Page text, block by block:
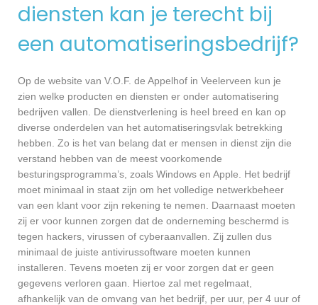
diensten kan je terecht bij
een automatiseringsbedrijf?
Op de website van V.O.F. de Appelhof in Veelerveen kun je
zien welke producten en diensten er onder automatisering
bedrijven vallen. De dienstverlening is heel breed en kan op
diverse onderdelen van het automatiseringsvlak betrekking
hebben. Zo is het van belang dat er mensen in dienst zijn die
verstand hebben van de meest voorkomende
besturingsprogramma’s, zoals Windows en Apple. Het bedrijf
moet minimaal in staat zijn om het volledige netwerkbeheer
van een klant voor zijn rekening te nemen. Daarnaast moeten
zij er voor kunnen zorgen dat de onderneming beschermd is
tegen hackers, virussen of cyberaanvallen. Zij zullen dus
minimaal de juiste antivirussoftware moeten kunnen
installeren. Tevens moeten zij er voor zorgen dat er geen
gegevens verloren gaan. Hiertoe zal met regelmaat,
afhankelijk van de omvang van het bedrijf, per uur, per 4 uur of